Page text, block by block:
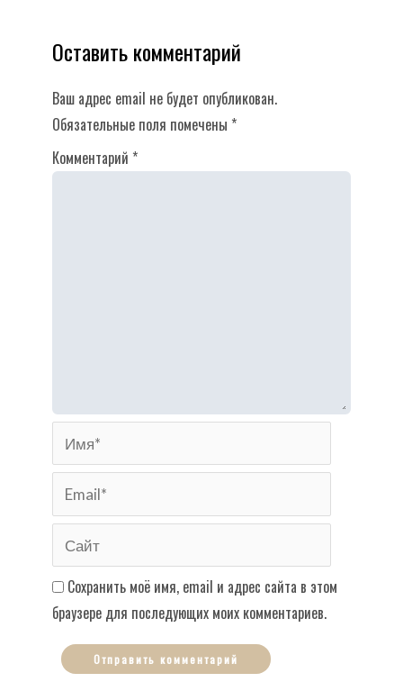
Оставить комментарий
Ваш адрес email не будет опубликован.
Обязательные поля помечены *
Комментарий *
Имя*
Email*
Сайт
Сохранить моё имя, email и адрес сайта в этом
браузере для последующих моих комментариев.